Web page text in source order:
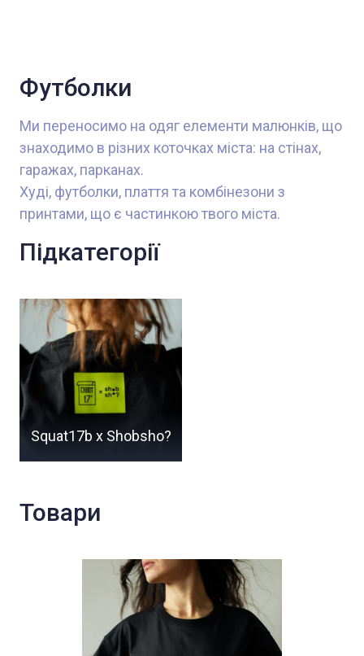
Футболки
Ми переносимо на одяг елементи малюнків, що
знаходимо в різних коточках міста: на стінах,
гаражах, парканах.
Худі, футболки, плаття та комбінезони з
принтами, що є частинкою твого міста.
Підкатегорії
Squat17b х Shobsho?
Товари